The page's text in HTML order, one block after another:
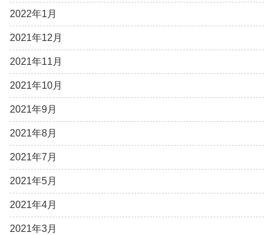
2022年1月
2021年12月
2021年11月
2021年10月
2021年9月
2021年8月
2021年7月
2021年5月
2021年4月
2021年3月